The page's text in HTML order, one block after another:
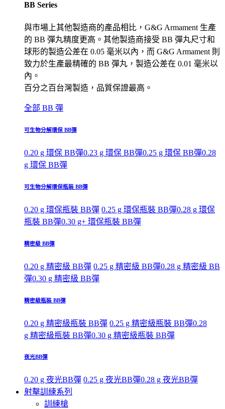
BB Series
與市場上其他製造商的產品相比，G&G Armament 生產
的 BB 彈丸精度更高。其他製造商接受 BB 彈丸尺寸和
球形的製造公差在 0.05 毫米以內，而 G&G Armament 則
致力於生產最精確的 BB 彈丸，製造公差在 0.01 毫米以
內。
百分之百台灣製造，品質保證最高。
全部 BB 彈
可生物分解環保 BB彈
0.20 g 環保 BB彈0.23 g 環保 BB彈0.25 g 環保 BB彈0.28
g 環保 BB彈
可生物分解環保瓶裝 BB彈
0.20 g 環保瓶裝 BB彈 0.25 g 環保瓶裝 BB彈0.28 g 環保
瓶裝 BB彈0.30 g+ 環保瓶裝 BB彈
精密級 BB彈
0.20 g 精密級 BB彈 0.25 g 精密級 BB彈0.28 g 精密級 BB
彈0.30 g 精密級 BB彈
精密級瓶裝 BB彈
0.20 g 精密級瓶裝 BB彈 0.25 g 精密級瓶裝 BB彈0.28
g 精密級瓶裝 BB彈0.30 g 精密級瓶裝 BB彈
夜光BB彈
0.20 g 夜光BB彈 0.25 g 夜光BB彈0.28 g 夜光BB彈
射擊訓練系列
訓練槍